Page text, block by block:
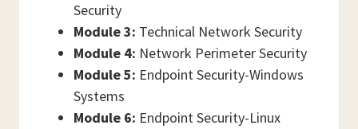
Security
Module 3: Technical Network Security
Module 4: Network Perimeter Security
Module 5: Endpoint Security-Windows
Systems
Module 6: Endpoint Security-Linux